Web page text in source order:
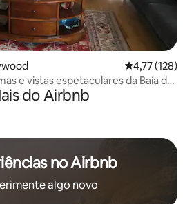
4,77 de uma
4,77 (128)
e vistas espetaculares da Baía de
do Airbnb
no Airbnb
algo novo